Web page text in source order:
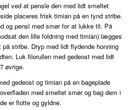
ved at pensle den med lidt smeltet
placeres frisk timian på en tynd stribe.
og pensl med smør for at lukke til. På
den lille foldning med timian) lægges
stribe. Dryp med lidt flydende honning
Luk filorullen med gedeost med lidt
øvrige.
gedeost og timian på en bageplade
med smeltet smør og bag dem i
er flotte og gyldne.